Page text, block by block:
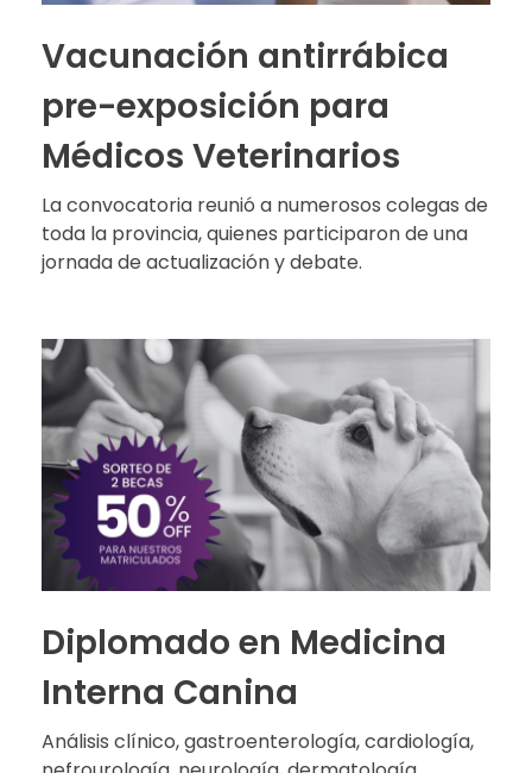
Vacunación antirrábica
pre-exposición para
Médicos Veterinarios
La convocatoria reunió a numerosos colegas de
toda la provincia, quienes participaron de una
jornada de actualización y debate.
Diplomado en Medicina
Interna Canina
Análisis clínico, gastroenterología, cardiología,